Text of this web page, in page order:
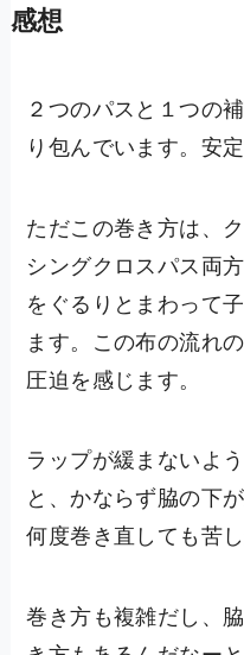
感想
２つのパスと１つの
り包んでいます。安
ただこの巻き方は、
シングクロスパス両
をぐるりとまわって
ます。この布の流れ
圧迫を感じます。
ラップが緩まないよ
と、かならず脇の下
何度巻き直しても苦し
巻き方も複雑だし、